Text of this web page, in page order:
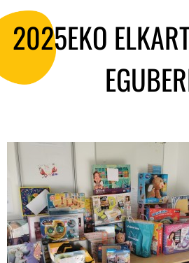
2025EKO